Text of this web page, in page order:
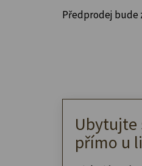
Předprodej bude
Ubytujte
přímo u